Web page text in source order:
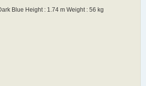
Blue Height : 1.74 m Weight : 56 kg